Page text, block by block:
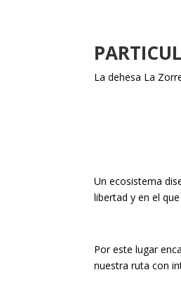
La dehesa La
Un ecosistema
libertad y en el
Por este lugar
nuestra ruta con